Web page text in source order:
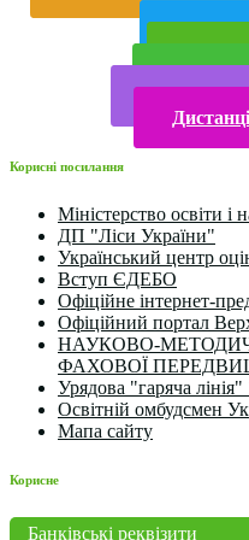
Корисні посилання
Міністерство освіти і
ДП "Ліси України"
Український центр
Вступ ЄДЕБО
Офіційне інтернет-
Офіційний портал
НАУКОВО-
ФАХОВОЇ
Урядова "гаряча лінія"
Освітній омбудсмен
Мапа сайту
Корисне
Банківські реквізити